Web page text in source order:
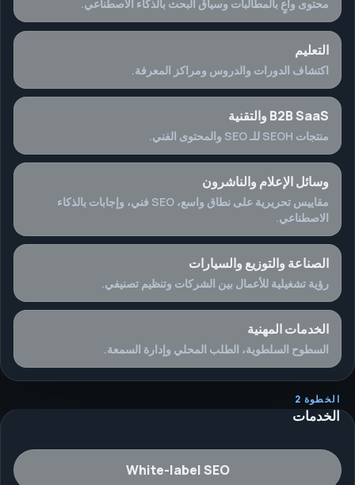
محتوى واعٍ بالمطالبات وسياق البحث بالذكاء الاصطناعي.
التعليم
اكتشاف الدورات والدروس ومراكز المعرفة.
B2B SaaS والتقنية
منتجات SEOH للـ SEO والمحتوى الفني.
وسائل الإعلام والناشرون
مقاييس تحريرية على نطاق واسع، SEO فني، وإجابات بالذكاء
الاصطناعي.
الصناعة والتوزيع والسيارات
رؤية تشغيلية للأعمال بين الشركات وتنظيم تصنيفي.
الخدمات المهنية
السطوح السلطوية، الطلب المحلي وإدارة السمعة.
الخطوة 2
الخدمات
White-label SEO